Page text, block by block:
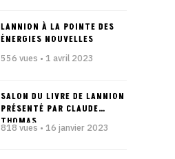
LANNION À LA POINTE DES
ÉNERGIES NOUVELLES
556 vues • 1 avril 2023
SALON DU LIVRE DE LANNION
PRÉSENTÉ PAR CLAUDE
THOMAS
818 vues • 16 janvier 2023